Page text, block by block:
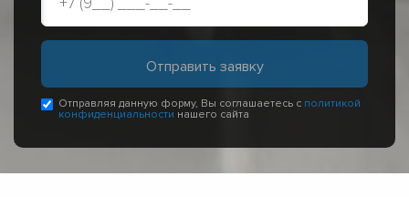
Отправляя данную форму, Вы соглашаетесь с политикой
конфиденциальности нашего сайта